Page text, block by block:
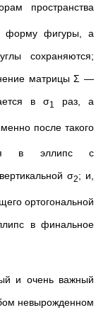
пространства
форму фигуры, а
сохраняются;
матрицы Σ —
в σ1 раз, а
после такого
в эллипс с
σ2; и,
ортогональной
в финальное
и очень важный
невырожденном